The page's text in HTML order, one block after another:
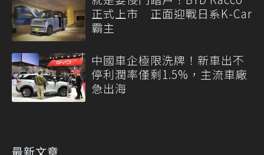
正式上市 正面迎戰日系K-Car
霸主
中國車企極限洗牌！新車出不
停利潤率僅剩1.5%，主流車廠
急出海
最新文章